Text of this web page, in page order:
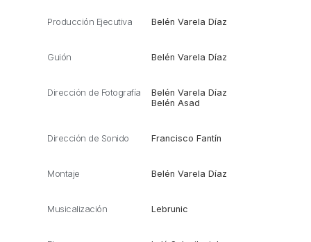
Producción Ejecutiva Belén Varela Díaz
Guión Belén Varela Díaz
Dirección de Fotografía
Belén Varela Díaz
Belén Asad
Dirección de Sonido Francisco Fantín
Montaje Belén Varela Díaz
Musicalización Lebrunic